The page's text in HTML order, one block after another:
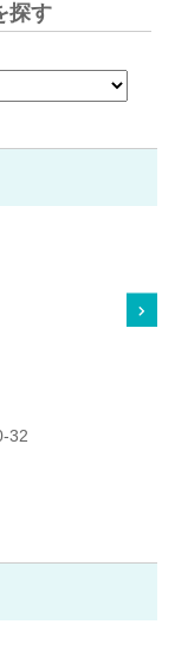
探す
32